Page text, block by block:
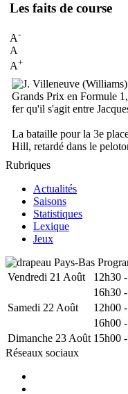
Les faits de course
A-
A
A+
Grands Prix en Formule
fer qu'il s'agit entre
La bataille pour la 3e
Hill, retardé dans le
Rubriques
Actualités
Saisons
Statistiques
Lexique
Jeux
Vendredi 21 Août
12h30
16h30
Samedi 22 Août
12h00
16h00
Dimanche 23 Août 15h00
Réseaux sociaux